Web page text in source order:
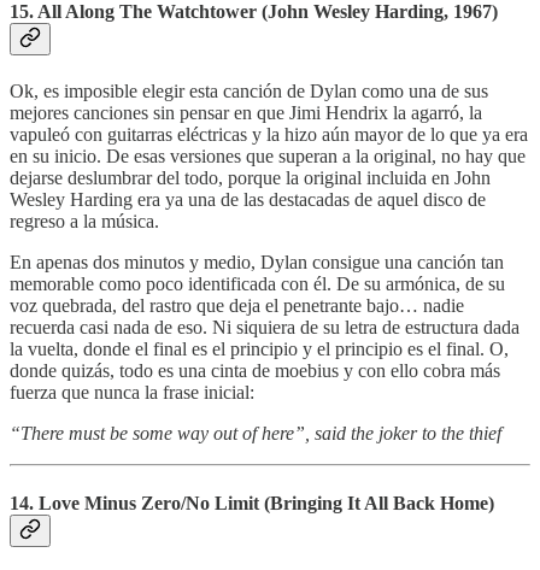
15. All Along The Watchtower (John Wesley Harding, 1967)
Ok, es imposible elegir esta canción de Dylan como una de sus
mejores canciones sin pensar en que Jimi Hendrix la agarró, la
vapuleó con guitarras eléctricas y la hizo aún mayor de lo que ya era
en su inicio. De esas versiones que superan a la original, no hay que
dejarse deslumbrar del todo, porque la original incluida en John
Wesley Harding era ya una de las destacadas de aquel disco de
regreso a la música.
En apenas dos minutos y medio, Dylan consigue una canción tan
memorable como poco identificada con él. De su armónica, de su
voz quebrada, del rastro que deja el penetrante bajo… nadie
recuerda casi nada de eso. Ni siquiera de su letra de estructura dada
la vuelta, donde el final es el principio y el principio es el final. O,
donde quizás, todo es una cinta de moebius y con ello cobra más
fuerza que nunca la frase inicial:
“There must be some way out of here”, said the joker to the thief
14. Love Minus Zero/No Limit (Bringing It All Back Home)